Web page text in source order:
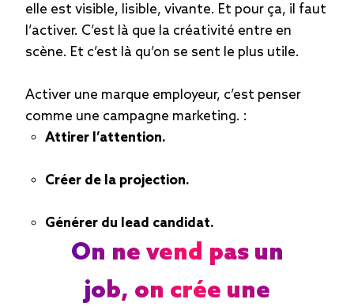
elle est visible, lisible, vivante. Et pour ça, il faut
l’activer. C’est là que la créativité entre en
scène. Et c’est là qu’on se sent le plus utile.
Activer une marque employeur, c’est penser
comme une campagne marketing. :
Attirer l’attention.
Créer de la projection.
Générer du lead candidat.
On ne vend pas un
job, on crée une